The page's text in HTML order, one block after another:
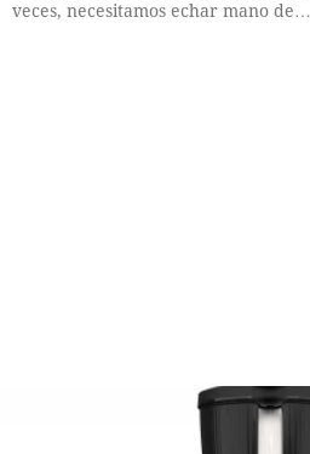
veces, necesitamos echar mano de…